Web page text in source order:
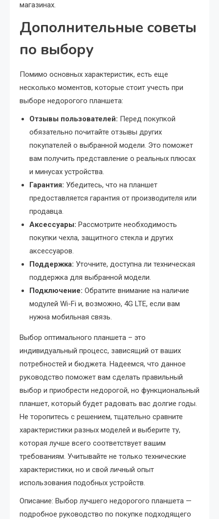
магазинах.
Дополнительные советы
по выбору
Помимо основных характеристик, есть еще
несколько моментов, которые стоит учесть при
выборе недорогого планшета:
Отзывы пользователей: Перед покупкой
обязательно почитайте отзывы других
покупателей о выбранной модели. Это поможет
вам получить представление о реальных плюсах
и минусах устройства.
Гарантия: Убедитесь, что на планшет
предоставляется гарантия от производителя или
продавца.
Аксессуары: Рассмотрите необходимость
покупки чехла, защитного стекла и других
аксессуаров.
Поддержка: Уточните, доступна ли техническая
поддержка для выбранной модели.
Подключение: Обратите внимание на наличие
модулей Wi-Fi и, возможно, 4G LTE, если вам
нужна мобильная связь.
Выбор оптимального планшета – это
индивидуальный процесс, зависящий от ваших
потребностей и бюджета. Надеемся, что данное
руководство поможет вам сделать правильный
выбор и приобрести недорогой, но функциональный
планшет, который будет радовать вас долгие годы.
Не торопитесь с решением, тщательно сравните
характеристики разных моделей и выберите ту,
которая лучше всего соответствует вашим
требованиям. Учитывайте не только технические
характеристики, но и свой личный опыт
использования подобных устройств.
Описание: Выбор лучшего недорогого планшета —
подробное руководство по покупке подходящего